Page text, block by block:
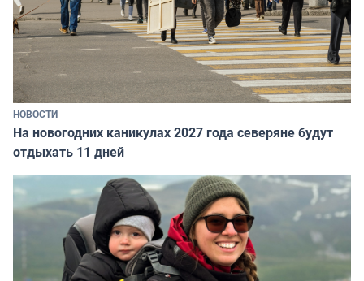
НОВОСТИ
На новогодних каникулах 2027 года северяне будут
отдыхать 11 дней